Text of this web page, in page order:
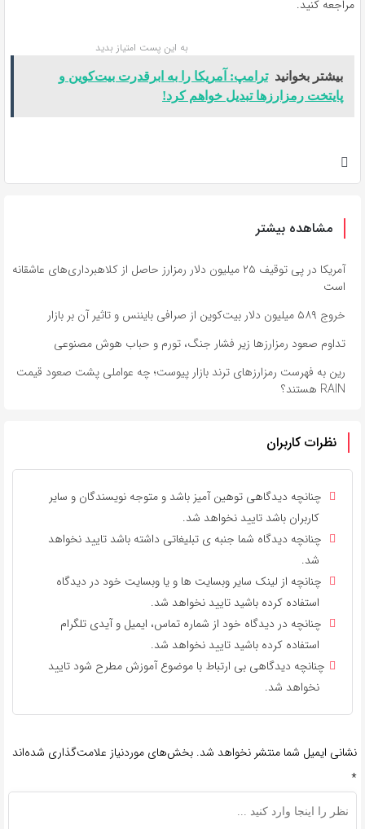
مراجعه کنید.
به این پست امتیاز بدید
بیشتر بخوانید ترامپ: آمریکا را به ابرقدرت بیت‌کوین و
پایتخت رمزارزها تبدیل خواهم کرد!
مشاهده بیشتر
آمریکا در پی توقیف ۲۵ میلیون دلار رمزارز حاصل از کلاهبرداری‌های عاشقانه
است
خروج ۵۸۹ میلیون دلار بیت‌کوین از صرافی بایننس و تاثیر آن بر بازار
تداوم صعود رمزارزها زیر فشار جنگ، تورم و حباب هوش مصنوعی
رین به فهرست رمزارزهای ترند بازار پیوست؛ چه عواملی پشت صعود قیمت
RAIN هستند؟
نظرات کاربران
چنانچه دیدگاهی توهین آمیز باشد و متوجه نویسندگان و سایر
کاربران باشد تایید نخواهد شد.
چنانچه دیدگاه شما جنبه ی تبلیغاتی داشته باشد تایید نخواهد
شد.
چنانچه از لینک سایر وبسایت ها و یا وبسایت خود در دیدگاه
استفاده کرده باشید تایید نخواهد شد.
چنانچه در دیدگاه خود از شماره تماس، ایمیل و آیدی تلگرام
استفاده کرده باشید تایید نخواهد شد.
چنانچه دیدگاهی بی ارتباط با موضوع آموزش مطرح شود تایید
نخواهد شد.
نشانی ایمیل شما منتشر نخواهد شد. بخش‌های موردنیاز علامت‌گذاری شده‌اند
*